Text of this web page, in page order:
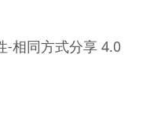
-相同方式分享 4.0